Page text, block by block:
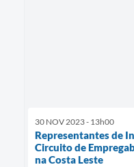
30 NOV 2023 - 13h00
Representantes de
Circuito de
na Costa Leste